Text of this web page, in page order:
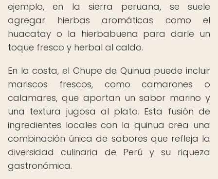
ejemplo, en la sierra peruana, se suele
agregar hierbas aromáticas como el
huacatay o la hierbabuena para darle un
toque fresco y herbal al caldo.
En la costa, el Chupe de Quinua puede incluir
mariscos frescos, como camarones o
calamares, que aportan un sabor marino y
una textura jugosa al plato. Esta fusión de
ingredientes locales con la quinua crea una
combinación única de sabores que refleja la
diversidad culinaria de Perú y su riqueza
gastronómica.